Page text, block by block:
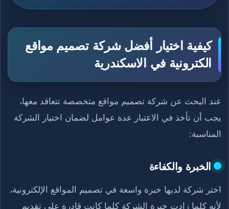
كيفية اختيار أفضل شركة تصميم مواقع
الكترونية في الاسكندرية​
عند البحث عن شركة تصميم مواقع متخصصة تتعاقد معها،
يجب أن تأخذ في الاعتبار عدة عوامل لضمان اختيار الشركة
المناسبة:
الخبرة والكفاءة
اختر شركة لديها خبرة واسعة في تصميم المواقع الإلكترونية،
لأنه كلما زادت خبرة الشركة كلما كانت قادرة على تقديم